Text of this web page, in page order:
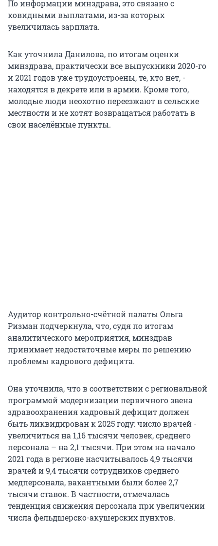
По информации минздрава, это связано с
ковидными выплатами, из-за которых
увеличилась зарплата.
Как уточнила Данилова, по итогам оценки
минздрава, практически все выпускники 2020-го
и 2021 годов уже трудоустроены, те, кто нет, -
находятся в декрете или в армии. Кроме того,
молодые люди неохотно переезжают в сельские
местности и не хотят возвращаться работать в
свои населённые пункты.
Аудитор контрольно-счётной палаты Ольга
Ризман подчеркнула, что, судя по итогам
аналитического мероприятия, минздрав
принимает недостаточные меры по решению
проблемы кадрового дефицита.
Она уточнила, что в соответствии с региональной
программой модернизации первичного звена
здравоохранения кадровый дефицит должен
быть ликвидирован к 2025 году: число врачей -
увеличиться на 1,16 тысячи человек, среднего
персонала – на 2,1 тысячи. При этом на начало
2021 года в регионе насчитывалось 4,9 тысячи
врачей и 9,4 тысячи сотрудников среднего
медперсонала, вакантными были более 2,7
тысячи ставок. В частности, отмечалась
тенденция снижения персонала при увеличении
числа фельдшерско-акушерских пунктов.